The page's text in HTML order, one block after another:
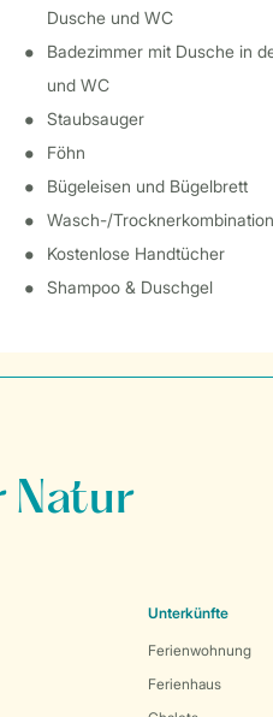
Dusche und WC
Badezimmer mit Dusche in
und WC
Staubsauger
Föhn
Bügeleisen und Bügelbrett
Wasch-/Trocknerkombination
Kostenlose Handtücher
Shampoo & Duschgel
Natur
Unterkünfte
Ferienwohnung
Ferienhaus